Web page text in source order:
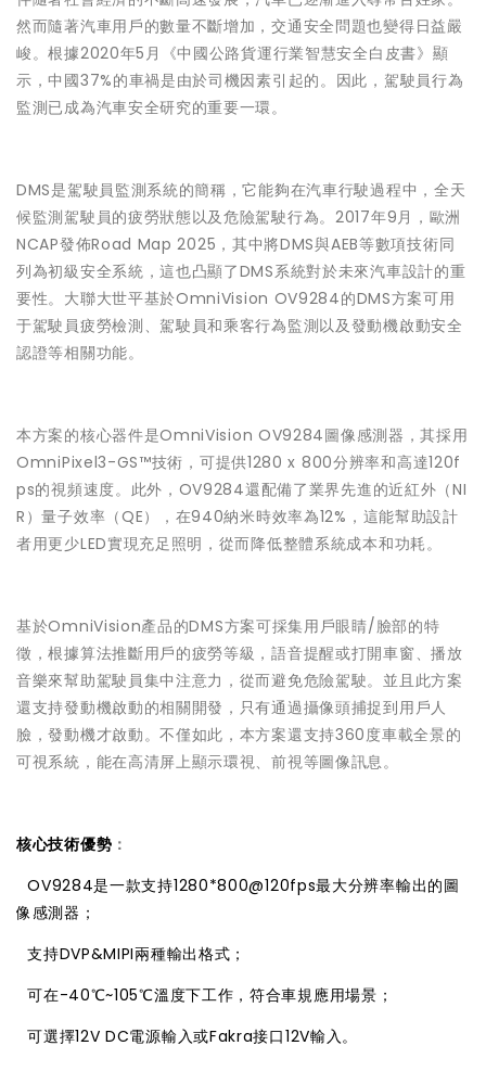
然而隨著汽車用戶的數量不斷增加，交通安全問題也變得日益嚴
峻。根據2020年5月《中國公路貨運行業智慧安全白皮書》顯
示，中國37%的車禍是由於司機因素引起的。因此，駕駛員行為
監測已成為汽車安全研究的重要一環。
DMS是駕駛員監測系統的簡稱，它能夠在汽車行駛過程中，全天
候監測駕駛員的疲勞狀態以及危險駕駛行為。2017年9月，歐洲
NCAP發佈Road Map 2025，其中將DMS與AEB等數項技術同
列為初級安全系統，這也凸顯了DMS系統對於未來汽車設計的重
要性。大聯大世平基於OmniVision OV9284的DMS方案可用
于駕駛員疲勞檢測、駕駛員和乘客行為監測以及發動機啟動安全
認證等相關功能。
本方案的核心器件是OmniVision OV9284圖像感測器，其採用
OmniPixel3-GS™技術，可提供1280 x 800分辨率和高達120f
ps的視頻速度。此外，OV9284還配備了業界先進的近紅外（NI
R）量子效率（QE），在940納米時效率為12%，這能幫助設計
者用更少LED實現充足照明，從而降低整體系統成本和功耗。
基於OmniVision產品的DMS方案可採集用戶眼睛/臉部的特
徵，根據算法推斷用戶的疲勞等級，語音提醒或打開車窗、播放
音樂來幫助駕駛員集中注意力，從而避免危險駕駛。並且此方案
還支持發動機啟動的相關開發，只有通過攝像頭捕捉到用戶人
臉，發動機才啟動。不僅如此，本方案還支持360度車載全景的
可視系統，能在高清屏上顯示環視、前視等圖像訊息。
核心技術優勢 ：
OV9284是一款支持1280*800@120fps最大分辨率輸出的圖
像感測器；
支持DVP&MIPI兩種輸出格式；
可在-40℃~105℃溫度下工作，符合車規應用場景；
可選擇12V DC電源輸入或Fakra接口12V輸入。